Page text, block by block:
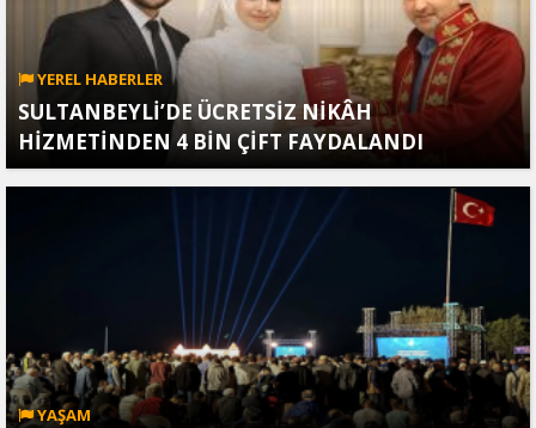
YEREL HABERLER
SULTANBEYLİ’DE ÜCRETSİZ NİKÂH
HİZMETİNDEN 4 BİN ÇİFT FAYDALANDI
YAŞAM